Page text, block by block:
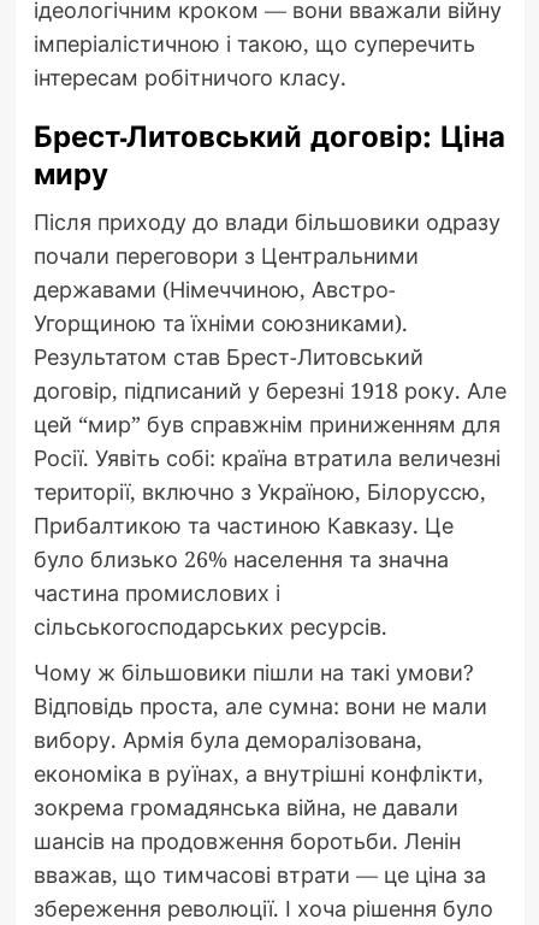
ідеологічним кроком — вони вважали війну
імперіалістичною і такою, що суперечить
інтересам робітничого класу.
Брест-Литовський договір: Ціна
миру
Після приходу до влади більшовики одразу
почали переговори з Центральними
державами (Німеччиною, Австро-
Угорщиною та їхніми союзниками).
Результатом став Брест-Литовський
договір, підписаний у березні 1918 року. Але
цей “мир” був справжнім приниженням для
Росії. Уявіть собі: країна втратила величезні
території, включно з Україною, Білоруссю,
Прибалтикою та частиною Кавказу. Це
було близько 26% населення та значна
частина промислових і
сільськогосподарських ресурсів.
Чому ж більшовики пішли на такі умови?
Відповідь проста, але сумна: вони не мали
вибору. Армія була деморалізована,
економіка в руїнах, а внутрішні конфлікти,
зокрема громадянська війна, не давали
шансів на продовження боротьби. Ленін
вважав, що тимчасові втрати — це ціна за
збереження революції. І хоча рішення було